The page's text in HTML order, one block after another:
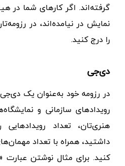
گرفته‌اند. اگر کارهای شما در
نمایش در نیامده‌اند، در
را درج کنید.
دی‌جی
در رزومه خود به‌عنوان یک
رویدادهای سازمانی و
هنری‌تان، تعداد
داشتید، همراه با تعداد
کنید. برای مثال نوشتن